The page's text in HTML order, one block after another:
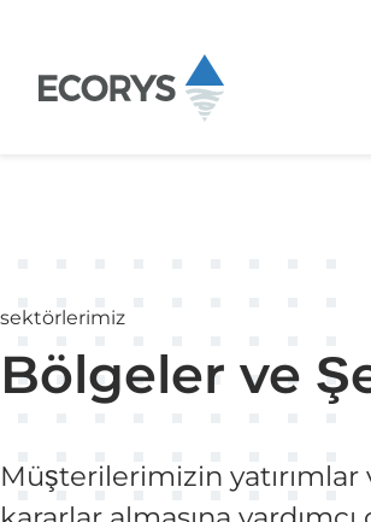
sektörlerimiz
Bölgeler ve
Müşterilerimizin